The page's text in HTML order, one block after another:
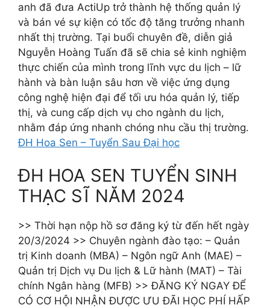
anh đã đưa ActiUp trở thành hệ thống quản lý
và bán vé sự kiện có tốc độ tăng trưởng nhanh
nhất thị trường. Tại buổi chuyên đề, diễn giả
Nguyễn Hoàng Tuấn đã sẽ chia sẻ kinh nghiệm
thực chiến của mình trong lĩnh vực du lịch – lữ
hành và bàn luận sâu hơn về việc ứng dụng
công nghệ hiện đại để tối ưu hóa quản lý, tiếp
thị, và cung cấp dịch vụ cho ngành du lịch,
nhằm đáp ứng nhanh chóng nhu cầu thị trường.
ĐH Hoa Sen – Tuyển Sau Đại học
ĐH HOA SEN TUYỂN SINH
THẠC SĨ NĂM 2024
>> Thời hạn nộp hồ sơ đăng ký từ đến hết ngày
20/3/2024 >> Chuyên ngành đào tạo: – Quản
trị Kinh doanh (MBA) – Ngôn ngữ Anh (MAE) –
Quản trị Dịch vụ Du lịch & Lữ hành (MAT) – Tài
chính Ngân hàng (MFB) >> ĐĂNG KÝ NGAY ĐỂ
CÓ CƠ HỘI NHẬN ĐƯỢC ƯU ĐÃI HỌC PHÍ HẤP